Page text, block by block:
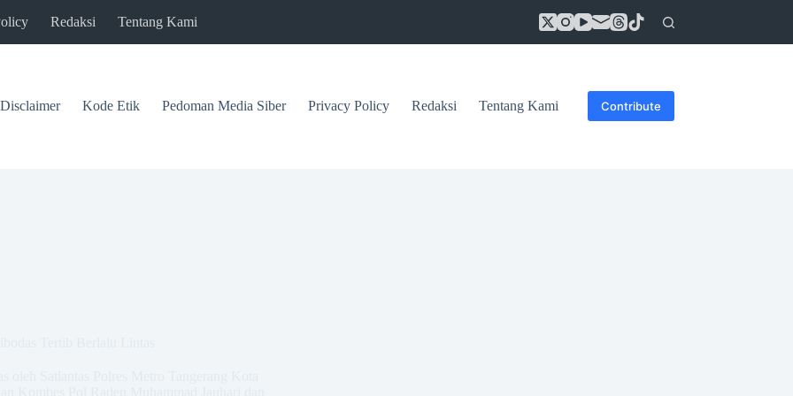
Redaksi Tentang Kami
Disclaimer Kode Etik Pedoman Media Siber Privacy Policy Redaksi Tentang Kami Contribute